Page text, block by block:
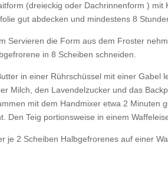
(dreieckig oder Dachrinnenform )
gut abdecken und mindestens 8
Servieren die Form aus dem Froster
in 8 Scheiben schneiden.
in einer Rührschüssel mit einer Gabel
Milch, den Lavendelzucker und das
mit dem Handmixer etwa 2 Minuten
Den Teig portionsweise in einem
je 2 Scheiben Halbgefrorenes auf einer